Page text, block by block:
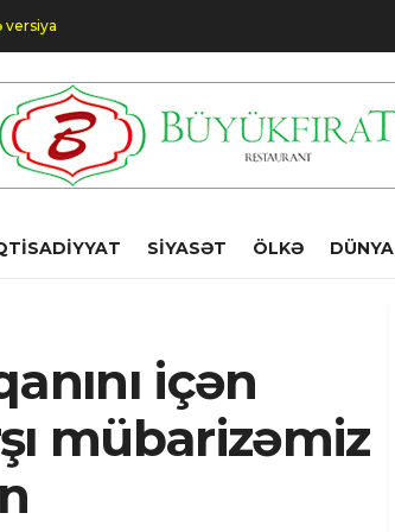
versiya
SIYASƏT ÖLKƏ DÜNYA
içən
mübarizəmiz